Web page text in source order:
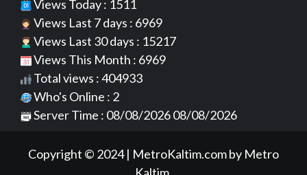
Views Today : 1511
Views Last 7 days : 6969
Views Last 30 days : 15217
Views This Month : 6969
Total views : 404933
Who's Online : 2
Server Time : 08/08/2026 08/08/2026
Copyright © 2024| MetroKaltim.comby Metro